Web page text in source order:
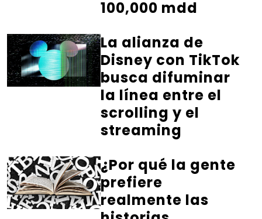
100,000 mdd
La alianza de
Disney con TikTok
busca difuminar
la línea entre el
scrolling y el
streaming
¿Por qué la gente
prefiere
realmente las